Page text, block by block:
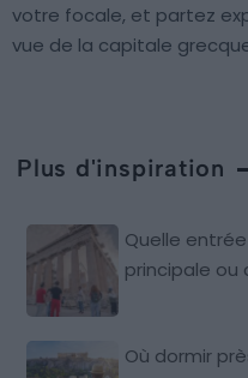
votre focale, et partez
vue de la capitale
Plus d'inspiration
Quelle
principale ou
Où dormir